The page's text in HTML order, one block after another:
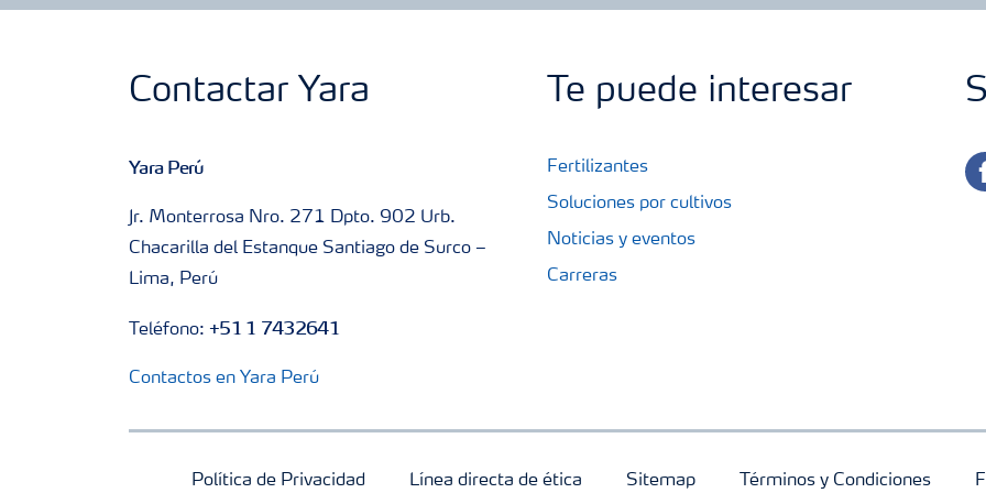
Contactar Yara
Yara Perú
Jr. Monterrosa Nro. 271 Dpto. 902 Urb.
Chacarilla del Estanque Santiago de Surco –
Lima, Perú
Teléfono: +51 1 7432641
Contactos en Yara Perú
Te puede interesar
Fertilizantes
Soluciones por cultivos
Noticias y eventos
Carreras
Política de Privacidad Línea directa de ética Sitemap Términos y Condiciones